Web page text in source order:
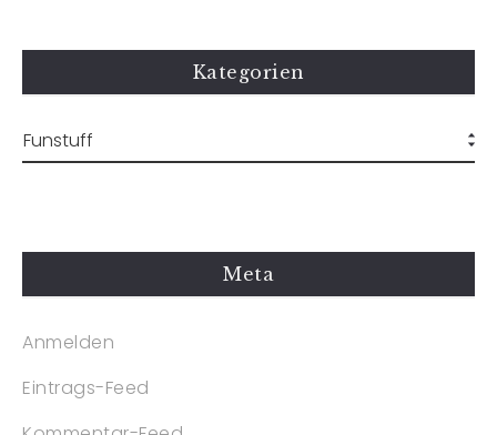
Kategorien
Meta
Anmelden
Eintrags-Feed